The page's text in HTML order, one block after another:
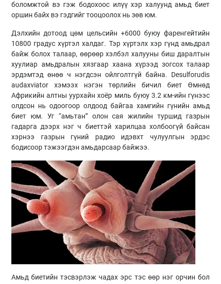
боломжтой вэ гэж бодохоос илүү хэр халуунд амьд биет
оршин байх вэ гэдгийг тооцоолох нь зөв юм.
Дэлхийн дотоод цөм цельсийн +6000 буюу фаренгейтийн
10800 градус хүртэл халдаг. Тэр хүртэлх хэр гүнд амьдрал
байж болох талаар, өөрөөр хэлбэл халууны биш даралтын
хуулиар амьдралын хязгаар хаана хүрээд зогсох талаар
эрдэмтэд өнөө ч нэгдсэн ойлголтгүй байна. Desulforudis
audaxviator хэмээх нэгэн төрлийн бичил биет Өмнөд
Африкийн алтны уурхайн хоёр миль буюу 3.2 км-ийн гүнээс
олдсон нь одоогоор олдоод байгаа хамгийн гүнийн амьд
биет юм. Уг “амьтан” олон сая жилийн туршид газрын
гадарга дээрх нэг ч биеттэй харилцаа холбоогүй байсан
хэрнээ газрын гүний радио идэвхт чулуулгын эрдэс
бодисоор тэжээгдэн амьдарсаар байжээ.
Амьд биетийн тэсвэрлэж чадах эрс тэс өөр нэг орчин бол